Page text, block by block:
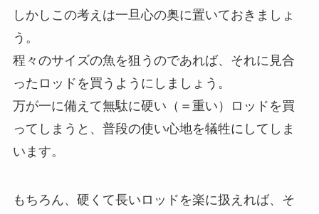
しかしこの考えは一旦心の奥に置いておきましょ
う。
程々のサイズの魚を狙うのであれば、それに見合
ったロッドを買うようにしましょう。
万が一に備えて無駄に硬い（＝重い）ロッドを買
ってしまうと、普段の使い心地を犠牲にしてしま
います。
もちろん、硬くて長いロッドを楽に扱えれば、そ